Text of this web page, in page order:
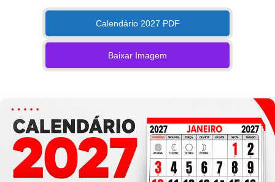
Calendário 2027 PDF
Baixar Imagem